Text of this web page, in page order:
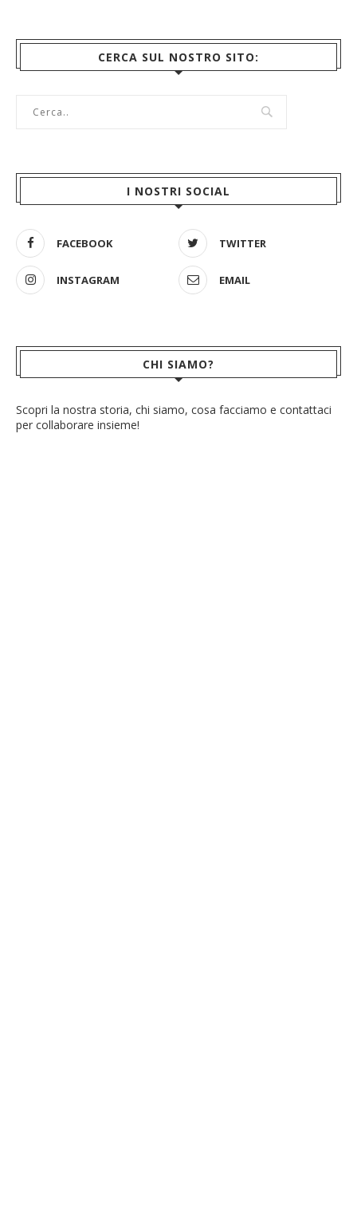
CERCA SUL NOSTRO SITO:
I NOSTRI SOCIAL
FACEBOOK TWITTER
INSTAGRAM EMAIL
CHI SIAMO?
Scopri la nostra storia, chi siamo, cosa facciamo e contattaci
per collaborare insieme!